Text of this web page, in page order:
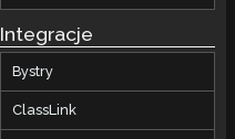
Integracje
Bystry
ClassLink